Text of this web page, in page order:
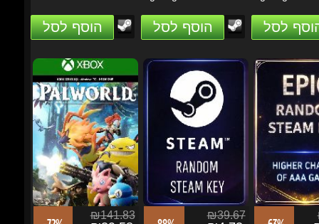
-72%
₪141.83
₪39.58
Palworld - Xbox
One/Series...
₪39.67
₪4.73
Random Key
-63%
Epic Random